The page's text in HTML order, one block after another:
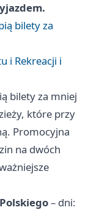
bilety za
i Rekreacji i
bilety za mniej
które przy
Promocyjna
na dwóch
– dni: